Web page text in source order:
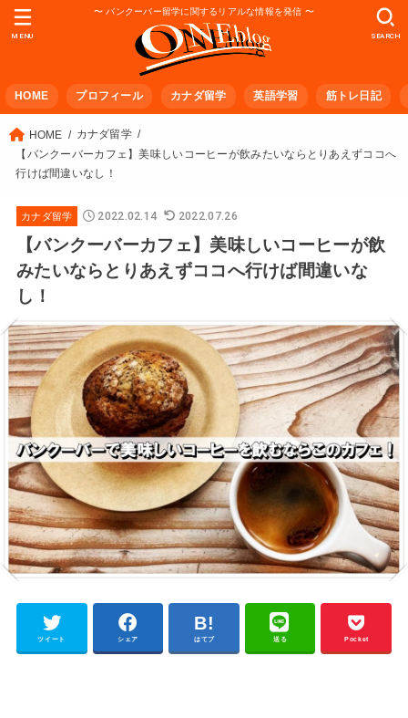
〜 バンクーバー留学に関するリアルな情報を発信 〜
HOME プロフィール カナダ留学 英語学習 筋トレ日記
SEARCH
MENU
HOME
カナダ留学
【バンクーバーカフェ】美味しいコーヒーが飲みたいならとりあえずココへ
行けば間違いなし！
カナダ留学 2022.02.14 2022.07.26
【バンクーバーカフェ】美味しいコーヒーが飲
みたいならとりあえずココへ行けば間違いな
し！
ツイート シェア はてブ 送る Pocket